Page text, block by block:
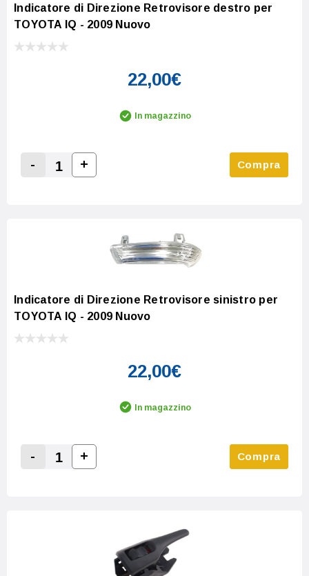
Indicatore di Direzione Retrovisore destro per
TOYOTA IQ - 2009 Nuovo
22,00€
In magazzino
Decrease Quantity:
-
Increase Quantity:
+ Compra
Indicatore di Direzione Retrovisore sinistro per
TOYOTA IQ - 2009 Nuovo
22,00€
In magazzino
Decrease Quantity:
-
Increase Quantity:
+ Compra